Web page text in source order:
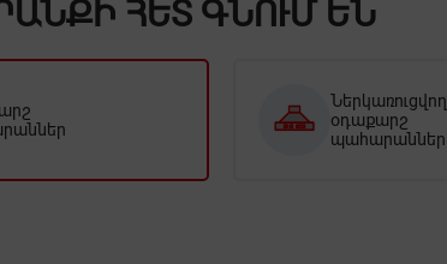
ՀԵՏ ԳՆՈՒՄ ԵՆ
Ներկառուցվող
օդաքարշ
պահարաններ